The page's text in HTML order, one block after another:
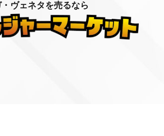
ヴェネタを売るなら